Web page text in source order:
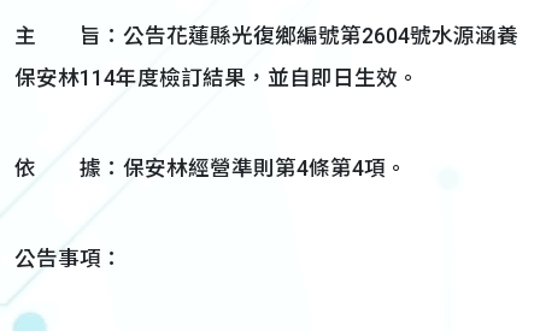
主 旨：公告花蓮縣光復鄉編號第2604號水源涵養
保安林114年度檢訂結果，並自即日生效。
依 據：保安林經營準則第4條第4項。
公告事項：